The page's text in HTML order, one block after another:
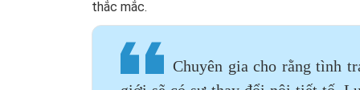
thắc mắc.
Chuyên gia cho rằng tình